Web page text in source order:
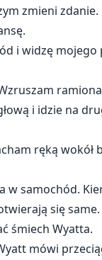
zmieni zdanie.
i widzę
i idzie na
ręką wokół
w samochód.
się
śmiech Wyatta.
mówi